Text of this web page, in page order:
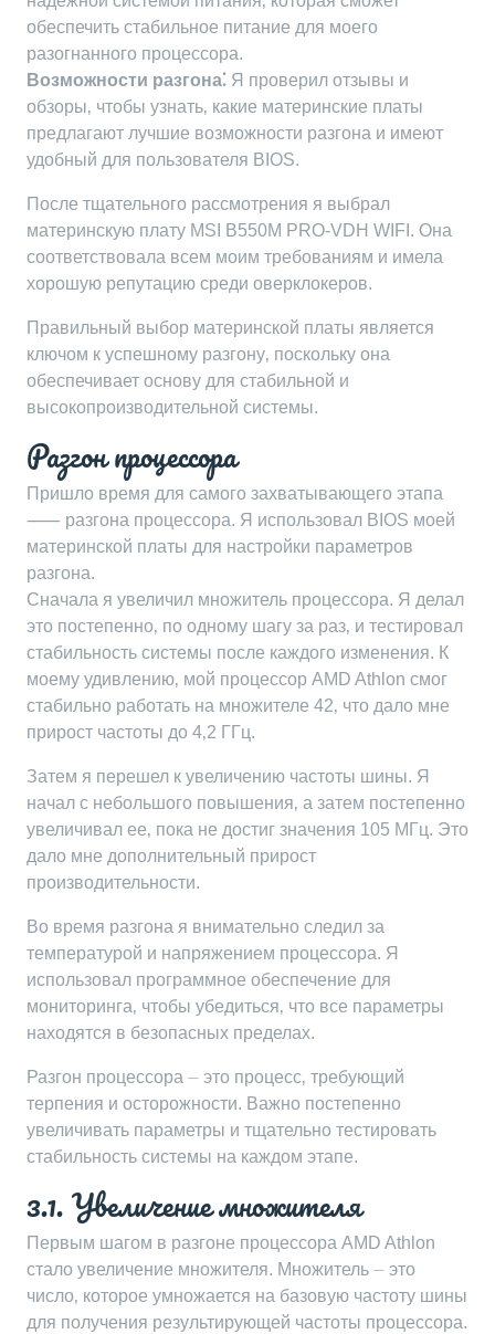
обеспечить стабильное питание для моего
разогнанного процессора.
Возможности разгона⁚ Я проверил отзывы и
обзоры‚ чтобы узнать‚ какие материнские платы
предлагают лучшие возможности разгона и имеют
удобный для пользователя BIOS.
После тщательного рассмотрения я выбрал
материнскую плату MSI B550M PRO-VDH WIFI. Она
соответствовала всем моим требованиям и имела
хорошую репутацию среди оверклокеров.
Правильный выбор материнской платы является
ключом к успешному разгону‚ поскольку она
обеспечивает основу для стабильной и
высокопроизводительной системы.
Разгон процессора
Пришло время для самого захватывающего этапа
⸺ разгона процессора. Я использовал BIOS моей
материнской платы для настройки параметров
разгона.
Сначала я увеличил множитель процессора. Я делал
это постепенно‚ по одному шагу за раз‚ и тестировал
стабильность системы после каждого изменения. К
моему удивлению‚ мой процессор AMD Athlon смог
стабильно работать на множителе 42‚ что дало мне
прирост частоты до 4‚2 ГГц.
Затем я перешел к увеличению частоты шины. Я
начал с небольшого повышения‚ а затем постепенно
увеличивал ее‚ пока не достиг значения 105 МГц. Это
дало мне дополнительный прирост
производительности.
Во время разгона я внимательно следил за
температурой и напряжением процессора. Я
использовал программное обеспечение для
мониторинга‚ чтобы убедиться‚ что все параметры
находятся в безопасных пределах.
Разгон процессора ⏤ это процесс‚ требующий
терпения и осторожности. Важно постепенно
увеличивать параметры и тщательно тестировать
стабильность системы на каждом этапе.
3.1. Увеличение множителя
Первым шагом в разгоне процессора AMD Athlon
стало увеличение множителя. Множитель ⏤ это
число‚ которое умножается на базовую частоту шины
для получения результирующей частоты процессора.